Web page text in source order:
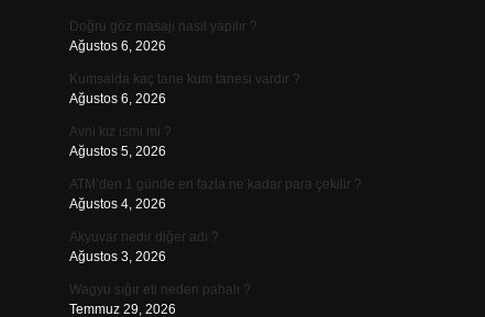
Doğru göz masajı nasıl yapılır ?
Ağustos 6, 2026
Kumsalda kaç tane kum tanesi vardır ?
Ağustos 6, 2026
Avni kız ismi mi ?
Ağustos 5, 2026
ATM’den 1 günde en fazla ne kadar para çekilir ?
Ağustos 4, 2026
Akyuvar nedir diğer adı ?
Ağustos 3, 2026
Wagyu sığır eti neden pahalı ?
Temmuz 29, 2026